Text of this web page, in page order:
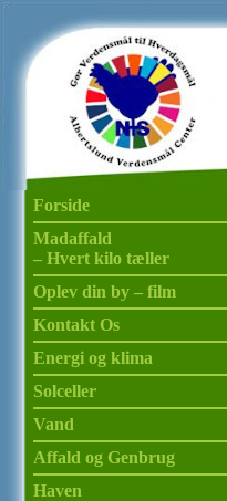
Forside
Madaffald
– Hvert kilo tæller
Oplev din by – film
Kontakt Os
Energi og klima
Solceller
Vand
Affald og Genbrug
Haven